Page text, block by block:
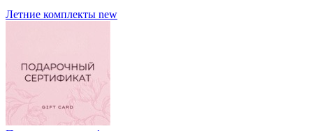
Летние комплекты new